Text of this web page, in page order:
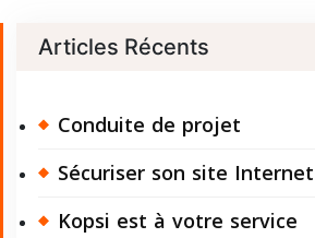
Articles Récents
Conduite de projet
Sécuriser son site Internet
Kopsi est à votre service